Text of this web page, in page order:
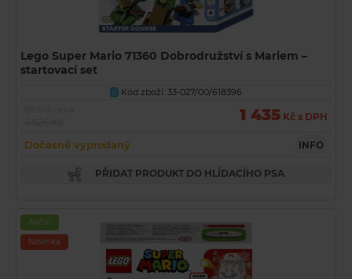
Lego Super Mario 71360 Dobrodružství s Mariem –
startovací set
U
Kód zboží: 33-027/00/618396
1 435 Kč s DPH
Dočasně vyprodaný INFO
PŘIDAT PRODUKT DO HLÍDACÍHO PSA
Akční
Novinka